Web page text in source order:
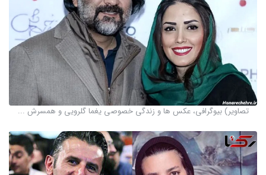
تصاویر) بیوگرافی، عکس ها و زندگی خصوصی یغما گلرویی و همسرش ...